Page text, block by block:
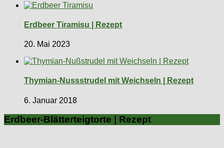
Erdbeer Tiramisu | Rezept
20. Mai 2023
Thymian-Nussstrudel mit Weichseln | Rezept
6. Januar 2018
Erdbeer-Blätterteigtorte | Rezept